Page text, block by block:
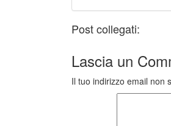
Post collegati:
Lascia un
Il tuo indirizzo email non